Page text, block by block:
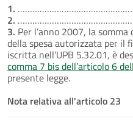
1.
2.
3. Per l’anno 2007, la
della spesa autorizzata per il
iscritta nell’UPB 5.32.01, è
comma 7 bis dell’articolo 6
presente legge.
Nota relativa all'articolo 23